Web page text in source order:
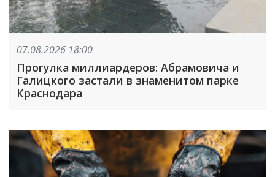
07.08.2026 18:00
Прогулка миллиардеров: Абрамовича и
Галицкого застали в знаменитом парке
Краснодара